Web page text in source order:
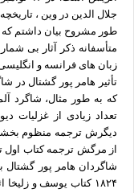
جلال الدین در وین ،
طور مشروح بیان داشتم
متأسفانه ذکر آثار بی
زبان های فرانسه و
تأثیر هامر پور گشتال
تعداد زیادی از غزلیات
دیگرش ترجمه منظوم
شاگردان هامر پور
۱۸۲۴ کتاب یوسف و